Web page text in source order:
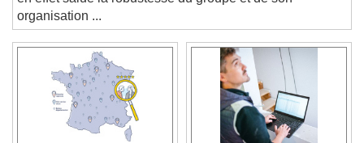
Text Background
Color
Caption Area Background
en effet salué la robustesse du groupe et de son
organisation ...